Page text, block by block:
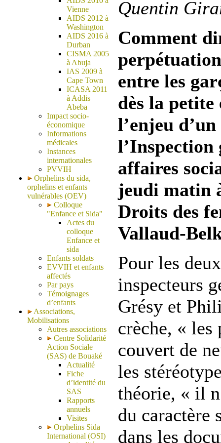
Vienne
AIDS 2012 à
Washington
AIDS 2016 à
Durban
CISMA 2005
à Abuja
IAS 2009 à
Cape Town
ICASA 2011
à Addis
Abeba
Impact socio-
économique
Informations
médicales
Instances
internationales
PVVIH
Orphelins du sida,
orphelins et enfants
vulnérables (OEV)
Colloque
"Enfance et Sida"
Actes du
colloque
Enfance et
sida
Enfants soldats
EVVIH et enfants
affectés
Par pays
Témoignages
d’enfants
Associations,
Mobilisations
Autres associations
Centre Solidarité
Action Sociale
(SAS) de Bouaké
Actualité
Fiche
d’identité du
SAS
Rapports
annuels
Visites
Orphelins Sida
International (OSI)
Quentin
Comment
entre les
dès la petite
l’enjeu
l’Inspection
affaires
jeudi matin
Droits des
Vallaud-
Pour les
inspecteurs
Grésy et
crèche, « les
couvert de
les
théorie, « il
du caractère
dans les